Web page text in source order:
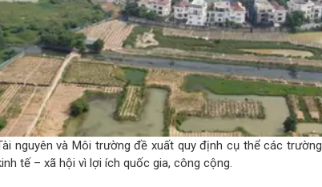
nguyên và Môi trường đề xuất quy định cụ thể các trường
tế – xã hội vì lợi ích quốc gia, công cộng.